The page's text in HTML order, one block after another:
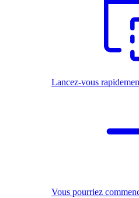
Lancez-vous
Vous pourriez